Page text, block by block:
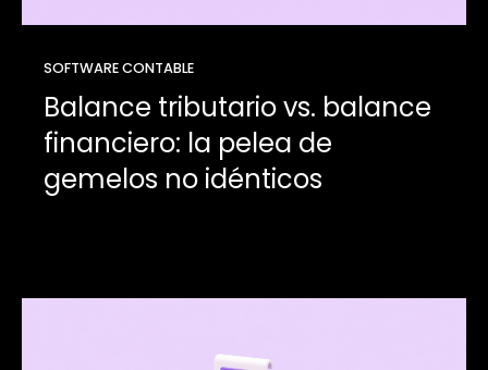
SOFTWARE CONTABLE
Balance tributario vs. balance
financiero: la pelea de
gemelos no idénticos